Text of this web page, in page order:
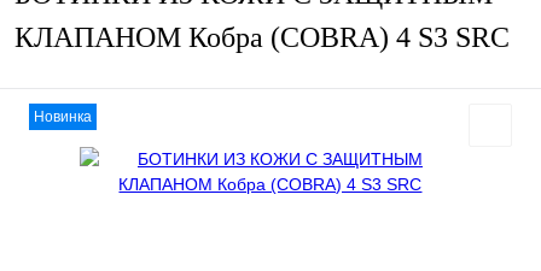
КЛАПАНОМ Кобра (COBRA) 4 S3 SRC
Новинка